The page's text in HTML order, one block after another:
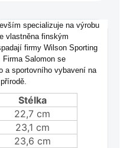
specializuje na výrobu
vlastněna finským
firmy Wilson Sporting
Salomon se
a sportovního vybavení na
Stélka
22,7 cm
23,1 cm
23,6 cm